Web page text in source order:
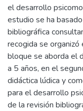
el desarrollo
estudio se ha
bibliográfica
recogida se
bloque se aborda el
a 5 años, en el
didáctica lúdica y
para el desarrollo
de la revisión